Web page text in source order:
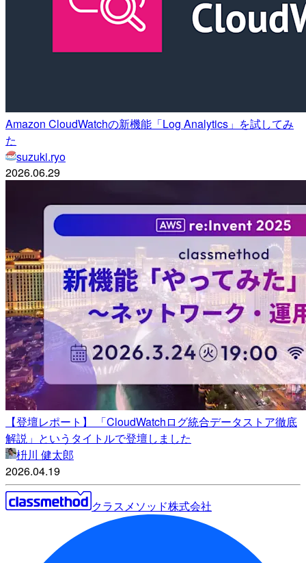
Amazon CloudWatchの新機能「Log Analytics」を試してみ
た
suzuki.ryo
2026.06.29
【登壇レポート】 「CloudWatchログ統合データストア徹底
解説」というタイトルで登壇しました
枡川 健太郎
2026.04.19
クラスメソッド株式会社